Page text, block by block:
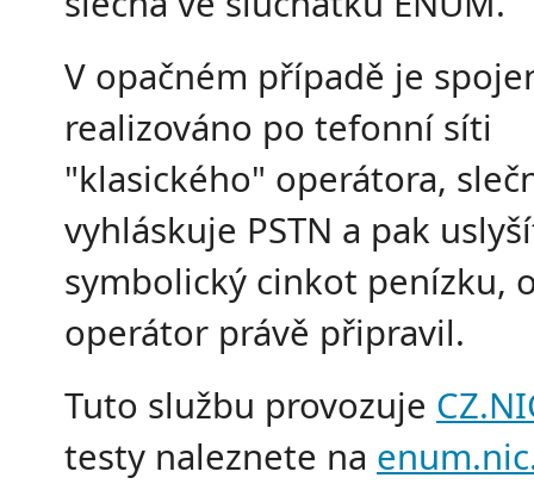
V opačném případě je
realizováno po tefonní síti
"klasického" operátora,
vyhláskuje PSTN a pak
symbolický cinkot penízku,
operátor právě připravil.
Tuto službu provozuje
testy naleznete na